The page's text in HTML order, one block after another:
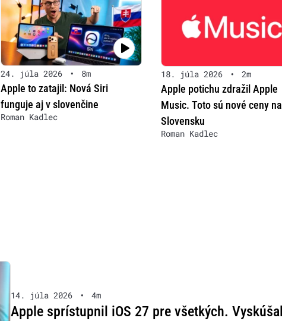
24. júla 2026 • 8m
Apple to zatajil: Nová Siri
funguje aj v slovenčine
Roman Kadlec
18. júla 2026 • 2m
Apple potichu zdražil Apple
Music. Toto sú nové ceny na
Slovensku
Roman Kadlec
14. júla 2026 • 4m
Apple sprístupnil iOS 27 pre všetkých. Vyskúšal